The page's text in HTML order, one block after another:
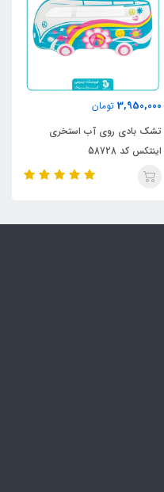
3,950,000 تومان
تشک بادی روی آب استخری
اینتکس کد 58728